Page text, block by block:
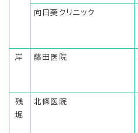
向日葵クリニック
岸 藤田医院
残
堀
北條医院